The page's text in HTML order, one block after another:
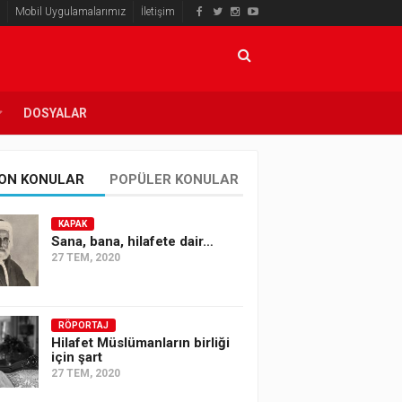
Mobil Uygulamalarımız İletişim
DOSYALAR
KONULAR POPÜLER KONULAR
KAPAK
Sana, bana, hilafete dair…
27 TEM, 2020
RÖPORTAJ
Hilafet Müslümanların birliği
için şart
27 TEM, 2020